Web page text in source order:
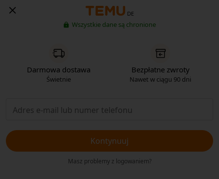
DE
Wszystkie dane są chronione
Darmowa dostawa
Świetnie
Bezpłatne zwroty
Nawet w ciągu 90 dni
Kontynuuj
Masz problemy z logowaniem?